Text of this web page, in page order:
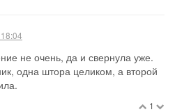
не очень, да и свернула уже.
одна штора целиком, а второй
1